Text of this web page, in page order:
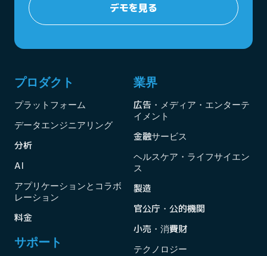
デモを見る
プロダクト
プラットフォーム
データエンジニアリング
分析
AI
アプリケーションとコラボ
レーション
料金
サポート
業界
広告・メディア・エンターテ
イメント
金融サービス
ヘルスケア・ライフサイエン
ス
製造
官公庁・公的機関
小売・消費財
テクノロジー